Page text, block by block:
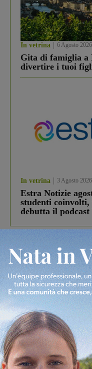
In vetrina 6 Agosto 2026
Gita di famiglia a
divertire i tuoi
In vetrina 3 Agosto 2026
Estra Notizie
studenti
debutta il
Più lette
Figline Incisa Valdarno
Piscina di Figline
Pnrr, il gruppo di
ringraziamento al
Cronaca 3 Agosto 2026